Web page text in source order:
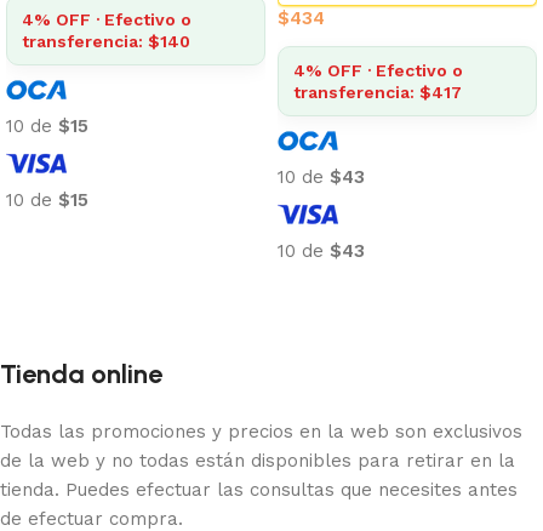
4% OFF · Efectivo o
transferencia: $140
10 de $15
10 de $15
$434
4% OFF · Efectivo o
transferencia: $417
10 de $43
10 de $43
Tienda online
Todas las promociones y precios en la web son exclusivos
de la web y no todas están disponibles para retirar en la
tienda. Puedes efectuar las consultas que necesites antes
de efectuar compra.